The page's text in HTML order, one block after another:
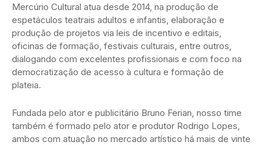
Mercúrio Cultural atua desde 2014, na produção de
espetáculos teatrais adultos e infantis, elaboração e
produção de projetos via leis de incentivo e editais,
oficinas de formação, festivais culturais, entre outros,
dialogando com excelentes profissionais e com foco na
democratização de acesso à cultura e formação de
plateia.
Fundada pelo ator e publicitário Bruno Ferian, nosso time
também é formado pelo ator e produtor Rodrigo Lopes,
ambos com atuação no mercado artístico há mais de vinte